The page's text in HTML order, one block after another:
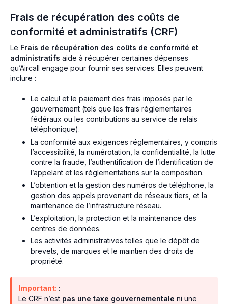
Frais de récupération des coûts de
conformité et administratifs (CRF)
Le Frais de récupération des coûts de conformité et
administratifs aide à récupérer certaines dépenses
qu’Aircall engage pour fournir ses services. Elles peuvent
inclure :
Le calcul et le paiement des frais imposés par le
gouvernement (tels que les frais réglementaires
fédéraux ou les contributions au service de relais
téléphonique).
La conformité aux exigences réglementaires, y compris
l’accessibilité, la numérotation, la confidentialité, la lutte
contre la fraude, l’authentification de l’identification de
l’appelant et les réglementations sur la composition.
L’obtention et la gestion des numéros de téléphone, la
gestion des appels provenant de réseaux tiers, et la
maintenance de l’infrastructure réseau.
L’exploitation, la protection et la maintenance des
centres de données.
Les activités administratives telles que le dépôt de
brevets, de marques et le maintien des droits de
propriété.
Important: :
Le CRF n’est pas une taxe gouvernementale ni une